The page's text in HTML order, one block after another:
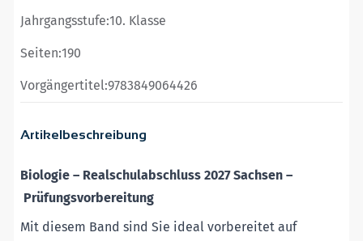
Artikelbeschreibung
Biologie – Realschulabschluss 2027 Sachsen –
Prüfungsvorbereitung
Mit diesem Band sind Sie ideal vorbereitet auf
Jahrgangsstufe:10. Klasse
Seiten:190
Vorgängertitel:9783849064426